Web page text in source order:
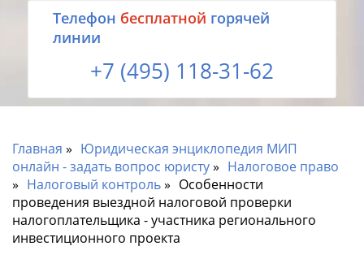
Tелефон бесплатной горячей
линии
+7 (495) 118-31-62
Главная
Юридическая энциклопедия МИП
онлайн - задать вопрос юристу
Налоговое право
Налоговый контроль
Особенности
проведения выездной налоговой проверки
налогоплательщика - участника регионального
инвестиционного проекта